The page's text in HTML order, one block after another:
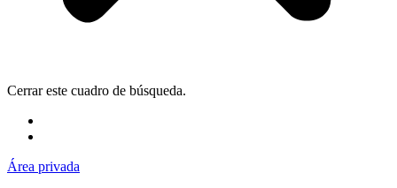
Cerrar este cuadro de búsqueda.
Área privada